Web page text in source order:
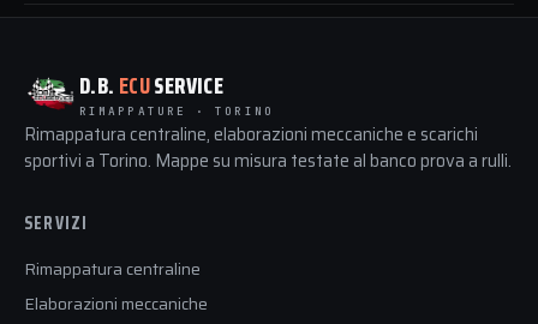
D.B. ECUSERVICE
RIMAPPATURE · TORINO
Rimappatura centraline, elaborazioni meccaniche e scarichi
sportivi a Torino. Mappe su misura testate al banco prova a rulli.
SERVIZI
Rimappatura centraline
Elaborazioni meccaniche